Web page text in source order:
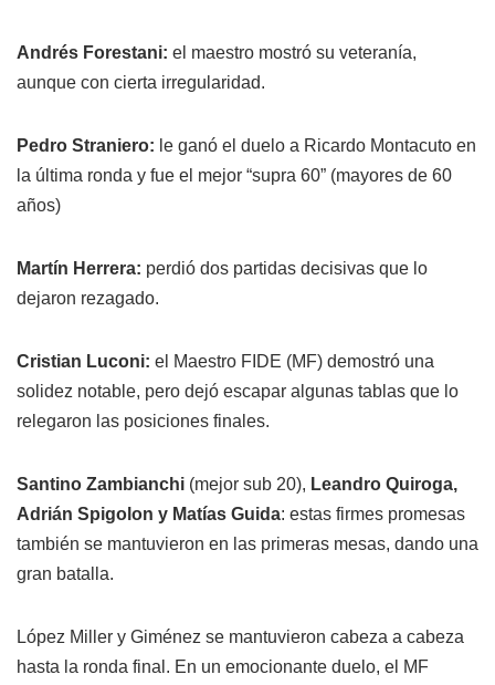
Andrés Forestani: el maestro mostró su veteranía,
aunque con cierta irregularidad.
Pedro Straniero: le ganó el duelo a Ricardo Montacuto en
la última ronda y fue el mejor “supra 60” (mayores de 60
años)
Martín Herrera: perdió dos partidas decisivas que lo
dejaron rezagado.
Cristian Luconi: el Maestro FIDE (MF) demostró una
solidez notable, pero dejó escapar algunas tablas que lo
relegaron las posiciones finales.
Santino Zambianchi (mejor sub 20), Leandro Quiroga,
Adrián Spigolon y Matías Guida: estas firmes promesas
también se mantuvieron en las primeras mesas, dando una
gran batalla.
López Miller y Giménez se mantuvieron cabeza a cabeza
hasta la ronda final. En un emocionante duelo, el MF